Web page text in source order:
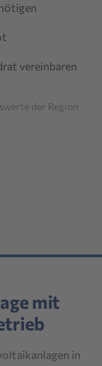
vereinbaren
der Region
mit
in